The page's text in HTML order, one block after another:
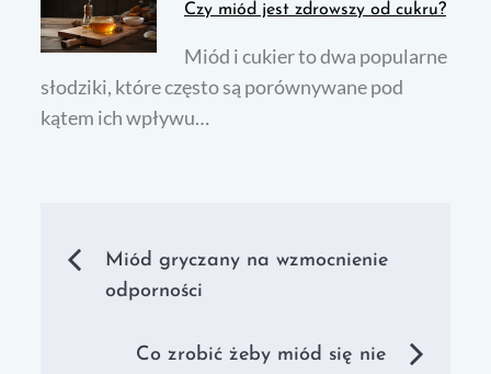
Czy miód jest zdrowszy od cukru?
Miód i cukier to dwa popularne
słodziki, które często są porównywane pod
kątem ich wpływu…
Nawigacja
Miód gryczany na wzmocnienie
odporności
Co zrobić żeby miód się nie